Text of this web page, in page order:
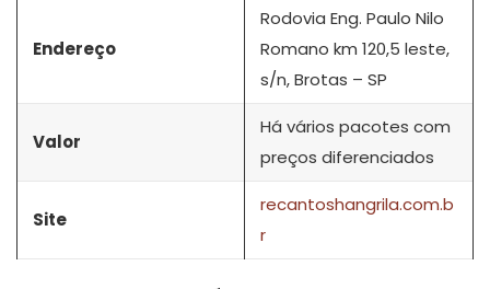
Endereço
Rodovia Eng. Paulo Nilo
Romano km 120,5 leste,
s/n, Brotas – SP
Valor
Há vários pacotes com
preços diferenciados
Site
recantoshangrila.com.b
r